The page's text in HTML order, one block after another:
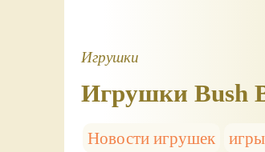
Игрушки
Игрушки Bush
Новости игрушек